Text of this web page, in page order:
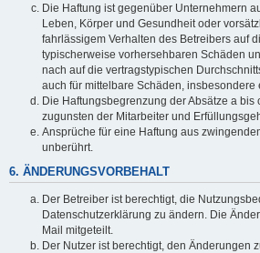
Die Haftung ist gegenüber Unternehmern
Leben, Körper und Gesundheit oder
fahrlässigem Verhalten des Betreibers auf
typischerweise vorhersehbaren Schäden
nach auf die vertragstypischen
auch für mittelbare Schäden, insbesondere
Die Haftungsbegrenzung der Absätze a bis
zugunsten der Mitarbeiter und
Ansprüche für eine Haftung aus
unberührt.
6. ÄNDERUNGSVORBEHALT
Der Betreiber ist berechtigt, die
Datenschutzerklärung zu ändern. Die
Mail mitgeteilt.
Der Nutzer ist berechtigt, den Änderungen